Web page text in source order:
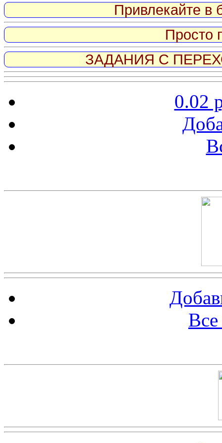
Привлекайте в
Просто
ЗАДАНИЯ С
0.02